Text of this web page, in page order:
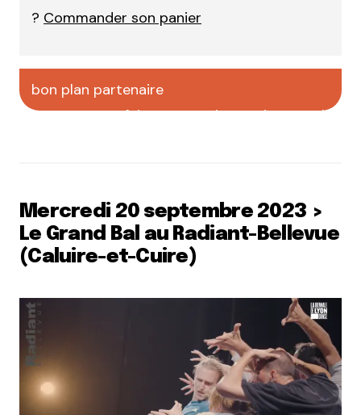
? Commander son panier
bon plan partenaire
faire votre pub sur CityCrunch
Mercredi 20 septembre 2023 >
Le Grand Bal au Radiant-Bellevue
(Caluire-et-Cuire)